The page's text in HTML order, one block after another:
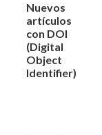
Nuevos
artículos
con DOI
(Digital
Object
Identifier)